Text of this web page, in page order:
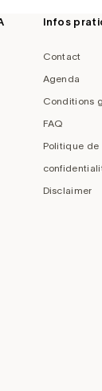
Infos
Contact
Agenda
Conditions
FAQ
Politique de
Disclaimer